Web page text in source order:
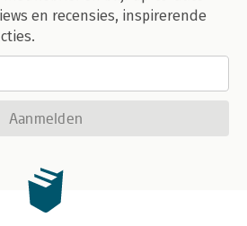
en recensies, inspirerende
Aanmelden